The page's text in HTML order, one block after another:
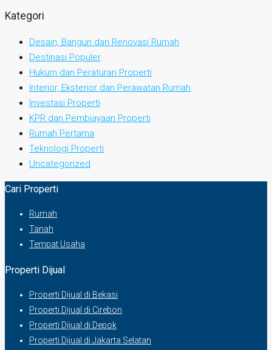
Kategori
Desain, Bangun dan Renovasi Rumah
Destinasi Populer
Hukum dan Peraturan Properti
Interior, Eksterior dan Perawatan Rumah
Investasi Properti
KPR dan Pembiayaan Properti
Rumah Pertama
Teknologi Properti
Uncategorized
Cari Properti
Rumah
Tanah
Tempat Usaha
Properti Dijual
Properti Dijual di Bekasi
Properti Dijual di Cirebon
Properti Dijual di Depok
Properti Dijual di Jakarta Selatan